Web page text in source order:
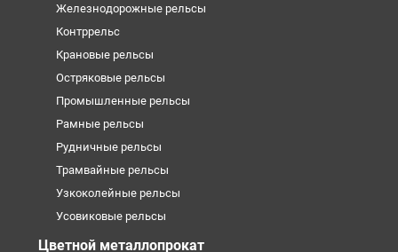
Железнодорожные рельсы
Контррельс
Крановые рельсы
Остряковые рельсы
Промышленные рельсы
Рамные рельсы
Рудничные рельсы
Трамвайные рельсы
Узкоколейные рельсы
Усовиковые рельсы
Цветной металлопрокат